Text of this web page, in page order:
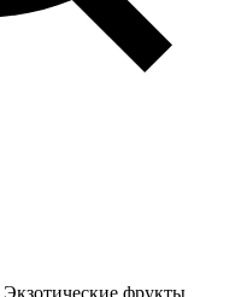
Экзотические фрукты